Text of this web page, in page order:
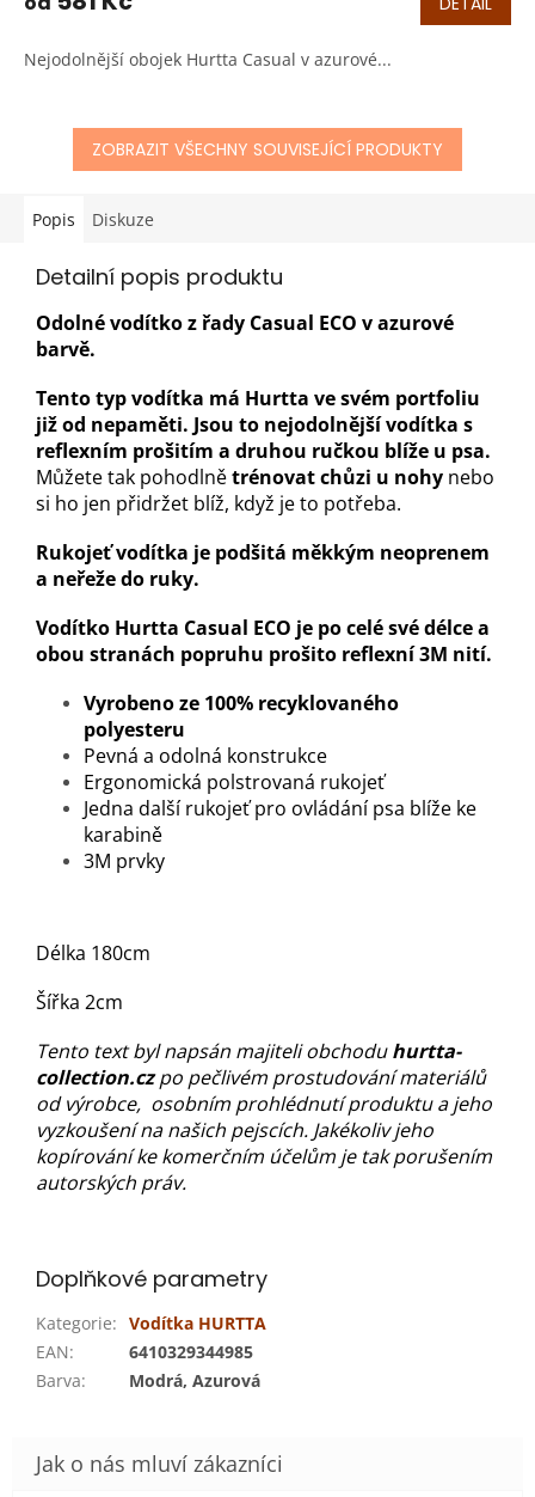
Nejodolnější obojek Hurtta Casual v azurové...
ZOBRAZIT VŠECHNY SOUVISEJÍCÍ PRODUKTY
Popis Diskuze
Detailní popis produktu
Odolné vodítko z řady Casual ECO v azurové
barvě.
Tento typ vodítka má Hurtta ve svém portfoliu
již od nepaměti. Jsou to nejodolnější vodítka s
reflexním prošitím a druhou ručkou blíže u psa.
Můžete tak pohodlnětrénovat chůzi u nohy nebo
si ho jen přidržet blíž, když je to potřeba.
Rukojeť vodítka je podšitá měkkým neoprenem
a neřeže do ruky.
Vodítko Hurtta Casual ECO je po celé své délce a
obou stranách popruhu prošito reflexní 3M nití.
Vyrobeno ze 100% recyklovaného
polyesteru
Pevná a odolná konstrukce
Ergonomická polstrovaná rukojeť
Jedna další rukojeť pro ovládání psa blíže ke
karabině
3M prvky
Délka 180cm
Šířka 2cm
Tento text byl napsán majiteli obchoduhurtta-
collection.czpo pečlivém prostudování materiálů
od výrobce, osobním prohlédnutí produktu a jeho
vyzkoušení na našich pejscích. Jakékoliv jeho
kopírování ke komerčním účelům je tak porušením
autorských práv.
Doplňkové parametry
Kategorie: Vodítka HURTTA
EAN:
6410329344985
Barva: Modrá, Azurová